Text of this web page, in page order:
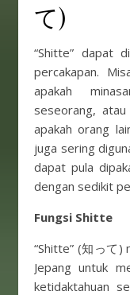
て)
“Shitte” dapat
percakapan.
apakah
seseorang,
apakah orang
juga sering
dapat pula
dengan sedikit
Fungsi Shitte
“Shitte” (知って)
Jepang untuk
ketidaktahuan